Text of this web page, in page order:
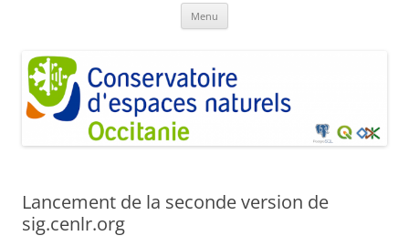
Menu
Lancement de la seconde version de
sig.cenlr.org